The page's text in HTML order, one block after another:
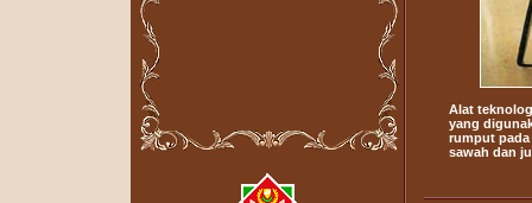
Alat
yang
rumput pada
sawah dan